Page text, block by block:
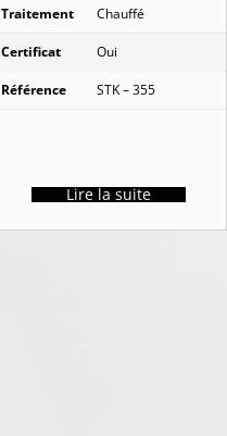
Traitement Chauffé
Certificat Oui
Référence STK – 355
Lire la suite